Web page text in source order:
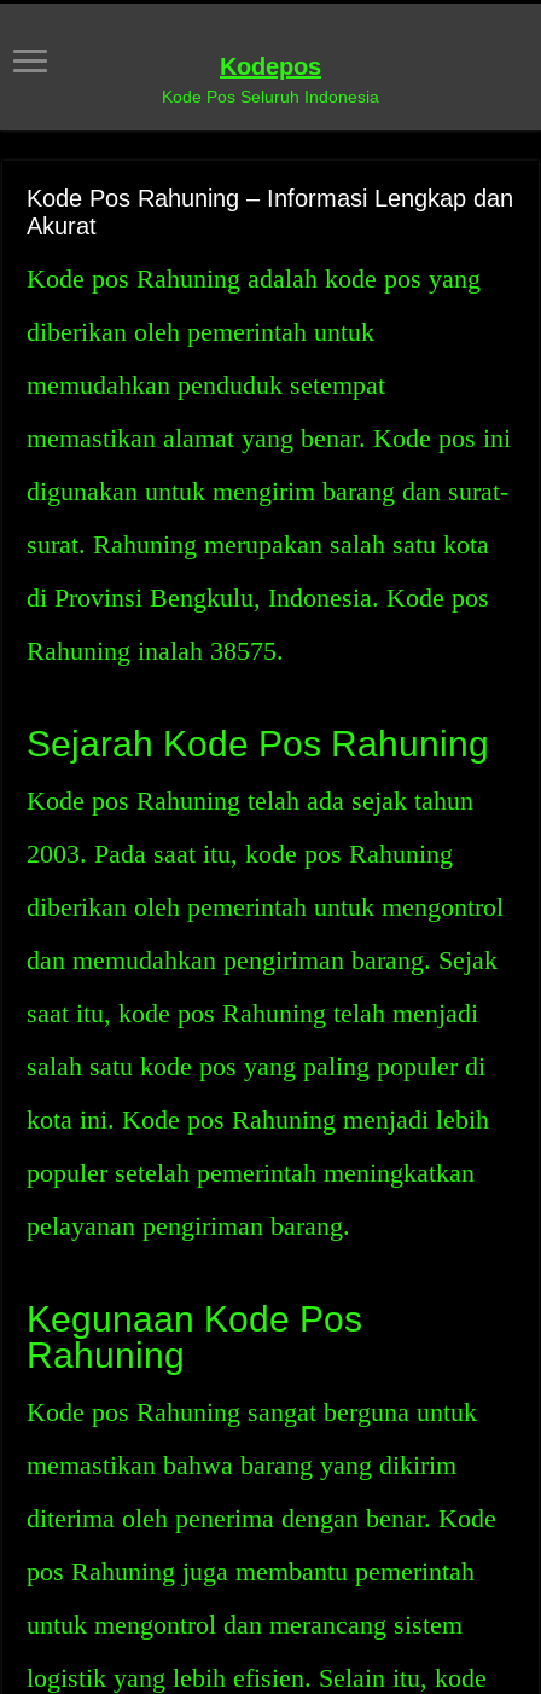
Kodepos
Kode Pos Seluruh Indonesia
Kode Pos Rahuning – Informasi Lengkap dan
Akurat
Kode pos Rahuning adalah kode pos yang
diberikan oleh pemerintah untuk
memudahkan penduduk setempat
memastikan alamat yang benar. Kode pos ini
digunakan untuk mengirim barang dan surat-
surat. Rahuning merupakan salah satu kota
di Provinsi Bengkulu, Indonesia. Kode pos
Rahuning inalah 38575.
Sejarah Kode Pos Rahuning
Kode pos Rahuning telah ada sejak tahun
2003. Pada saat itu, kode pos Rahuning
diberikan oleh pemerintah untuk mengontrol
dan memudahkan pengiriman barang. Sejak
saat itu, kode pos Rahuning telah menjadi
salah satu kode pos yang paling populer di
kota ini. Kode pos Rahuning menjadi lebih
populer setelah pemerintah meningkatkan
pelayanan pengiriman barang.
Kegunaan Kode Pos
Rahuning
Kode pos Rahuning sangat berguna untuk
memastikan bahwa barang yang dikirim
diterima oleh penerima dengan benar. Kode
pos Rahuning juga membantu pemerintah
untuk mengontrol dan merancang sistem
logistik yang lebih efisien. Selain itu, kode